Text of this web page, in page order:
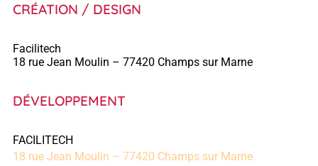
CRÉATION / DESIGN
Facilitech
18 rue Jean Moulin – 77420 Champs sur Marne
DÉVELOPPEMENT
FACILITECH
18 rue Jean Moulin – 77420 Champs sur Marne